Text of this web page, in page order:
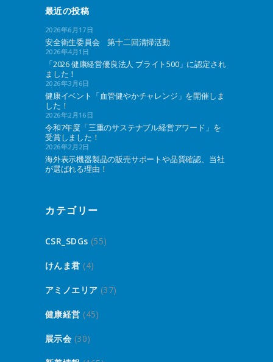
最近の投稿
2026年6月17日
安全衛生委員会 第十二回清掃活動
2026年4月1日
「2026 健康経営優良法人 ブライト500」に認定され
ました！
2026年3月6日
健康イベント「血管健やかチャレンジ」を開催しま
した！
2026年2月16日
令和7年度「三重のサステナブル経営アワード」を
受賞しました！
2026年2月2日
海外表示機器製品の販売サポートや品質確認、当社
が選ばれる理由！
カテゴリー
CSR_SDGs (55)
けんま君 (4)
アミノエリア (37)
健康経営 (45)
展示会 (30)